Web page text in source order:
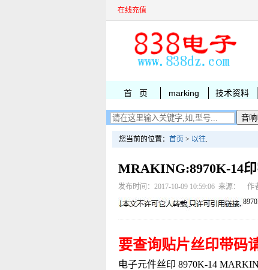
在线充值
首 页 marking 技术资料
您当前的位置： 首页 > 以往.
MRAKING:8970K-14
发布时间：2017-10-09 10:59:06 来源：
要查询贴片丝印带码
电子元件丝印 8970K-14